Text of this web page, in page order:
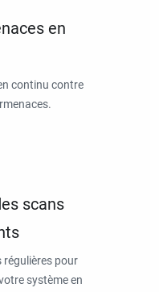
en
continu contre
scans
régulières pour
système en